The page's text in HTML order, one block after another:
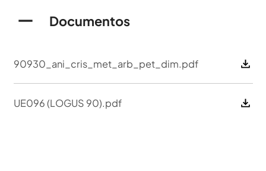
Documentos
90930_ani_cris_met_arb_pet_dim.pdf
UE096 (LOGUS 90).pdf